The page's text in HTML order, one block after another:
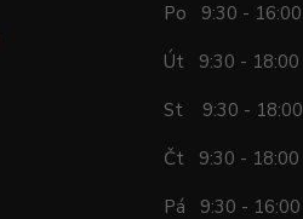
Po 9:30 - 16:00
Út 9:30 - 18:00
St 9:30 - 18:00
Čt 9:30 - 18:00
Pá 9:30 - 16:00